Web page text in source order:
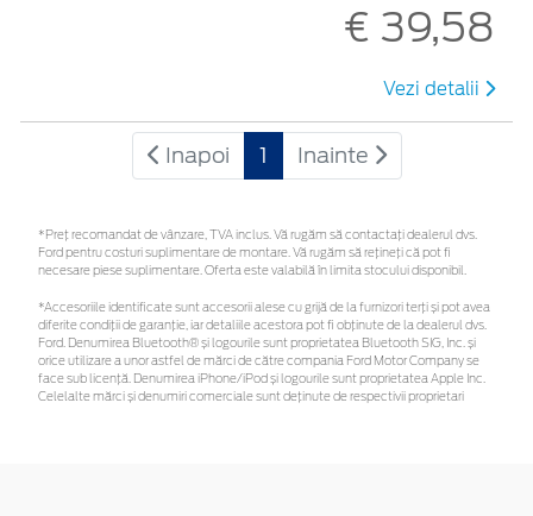
€ 39,58
Vezi detalii
Inapoi 1 Inainte
*Preţ recomandat de vânzare, TVA inclus. Vă rugăm să contactaţi dealerul dvs.
Ford pentru costuri suplimentare de montare. Vă rugăm să rețineți că pot fi
necesare piese suplimentare. Oferta este valabilă în limita stocului disponibil.
*Accesoriile identificate sunt accesorii alese cu grijă de la furnizori terți și pot avea
diferite condiții de garanție, iar detaliile acestora pot fi obținute de la dealerul dvs.
Ford. Denumirea Bluetooth® și logourile sunt proprietatea Bluetooth SIG, Inc. și
orice utilizare a unor astfel de mărci de către compania Ford Motor Company se
face sub licență. Denumirea iPhone/iPod și logourile sunt proprietatea Apple Inc.
Celelalte mărci și denumiri comerciale sunt deținute de respectivii proprietari